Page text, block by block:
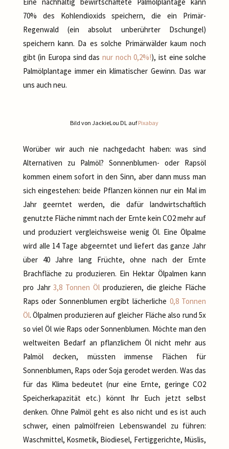
70% des Kohlendioxids speichern, die ein Primär-
Regenwald (ein absolut unberührter Dschungel)
speichern kann. Da es solche Primärwälder kaum noch
gibt (in Europa sind das nur noch 0,2%!), ist eine solche
Palmölplantage immer ein klimatischer Gewinn. Das war
uns auch neu.
Bild von JackieLou DL aufPixabay
Worüber wir auch nie nachgedacht haben: was sind
Alternativen zu Palmöl? Sonnenblumen- oder Rapsöl
kommen einem sofort in den Sinn, aber dann muss man
sich eingestehen: beide Pflanzen können nur ein Mal im
Jahr geerntet werden, die dafür landwirtschaftlich
genutzte Fläche nimmt nach der Ernte kein CO2 mehr auf
und produziert vergleichsweise wenig Öl. Eine Ölpalme
wird alle 14 Tage abgeerntet und liefert das ganze Jahr
über 40 Jahre lang Früchte, ohne nach der Ernte
Brachfläche zu produzieren. Ein Hektar Ölpalmen kann
pro Jahr3,8 Tonnen Öl produzieren, die gleiche Fläche
Raps oder Sonnenblumen ergibt lächerliche 0,8 Tonnen
Öl. Ölpalmen produzieren auf gleicher Fläche also rund 5x
so viel Öl wie Raps oder Sonnenblumen. Möchte man den
weltweiten Bedarf an pflanzlichem Öl nicht mehr aus
Palmöl decken, müssten immense Flächen für
Sonnenblumen, Raps oder Soja gerodet werden. Was das
für das Klima bedeutet (nur eine Ernte, geringe CO2
Speicherkapazität etc.) könnt Ihr Euch jetzt selbst
denken. Ohne Palmöl geht es also nicht und es ist auch
schwer, einen palmölfreien Lebenswandel zu führen:
Waschmittel, Kosmetik, Biodiesel, Fertiggerichte, Müslis,